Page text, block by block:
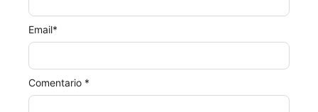
Comentario *
Email*